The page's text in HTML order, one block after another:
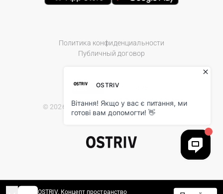
Политика конфиденциальности
Публичный договор
© 2026 Ostriv.ua Store. All Rights Reserved.
OSTRIV. Концепт пространство